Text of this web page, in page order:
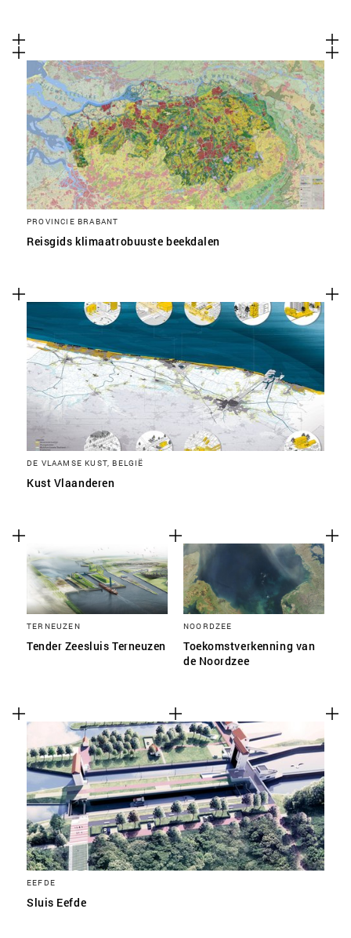
PROVINCIE BRABANT
Reisgids klimaatrobuuste beekdalen
DE VLAAMSE KUST, BELGIË
Kust Vlaanderen
TERNEUZEN
Tender Zeesluis Terneuzen
NOORDZEE
Toekomstverkenning van
de Noordzee
EEFDE
Sluis Eefde